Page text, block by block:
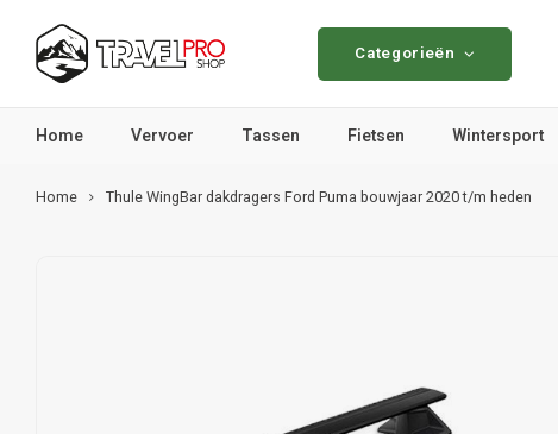
Categorieën
Home Vervoer Tassen Fietsen Wintersport
Home Thule WingBar dakdragers Ford Puma bouwjaar 2020 t/m heden